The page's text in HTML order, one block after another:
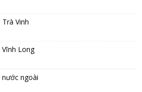
Vinh
Long
ngoài